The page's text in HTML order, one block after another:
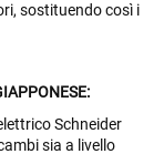
sostituendo così i
Schneider
sia a livello